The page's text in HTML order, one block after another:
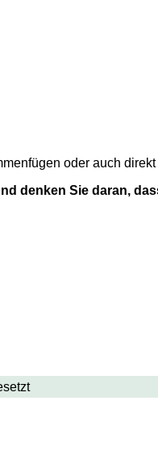
oder auch
denken Sie daran,